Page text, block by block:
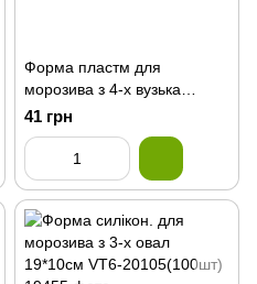
Форма пластм для
морозива з 4-х вузька
прозора VT6-18793 (168шт)
41 грн